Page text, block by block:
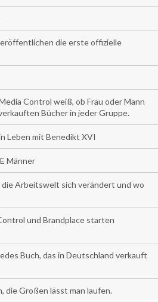
die erste offizielle
Control weiß, ob Frau oder Mann
Bücher in jeder Gruppe.
Leben mit Benedikt XVI
Männer
die Arbeitswelt sich verändert und wo
und Brandplace starten
Buch, das in Deutschland verkauft
die Großen lässt man laufen.